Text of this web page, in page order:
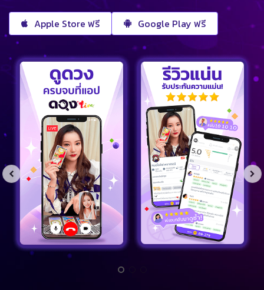
Apple Store ฟรี Google Play ฟรี